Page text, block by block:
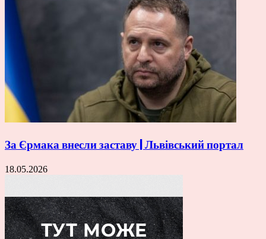
За Єрмака внесли заставу | Львівський портал
18.05.2026